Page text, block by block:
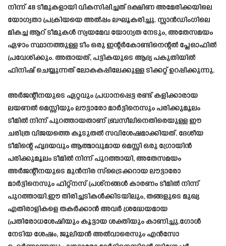
നിന്ന് 48 ടീമുകളായി വികസിപ്പിച്ചത് ദക്ഷിണ അമേരിക്കയിലെ
യോഗ്യതാ പ്രക്രിയയെ അൽപ്പം ലഘൂകരിച്ചു. സ്റ്റാൻഡിംഗിലെ
മികച്ച ആറ് ടീമുകൾ സ്വയമേവ യോഗ്യത നേടും, അതേസമയം
ഏഴാം സ്ഥാനത്തുള്ള ടീം ഒരു ഇന്റർകോണ്ടിനെന്റൽ പ്ലേഓഫിൽ
പ്രവേശിക്കും. അതായത്, പട്ടികയുടെ ആദ്യ പകുതിയിൽ
ഫിനിഷ് ചെയ്യുന്നത് ലോകകപ്പിലേക്കുള്ള ടിക്കറ്റ് ഉറപ്പിക്കുന്നു.
അർജന്റീനയുടെ ഏറ്റവും പ്രധാനപ്പെട്ട രണ്ട് കളിക്കാരായ
ലയണൽ മെസ്സിയും ലൗട്ടാരോ മാർട്ടിനെസും പരിക്കുമൂലം
ടീമിൽ നിന്ന് പുറത്തായതാണ് ബ്രസീലിനെതിരെയുള്ള ഈ
ചരിത്ര വിജയത്തെ കൂടുതൽ സവിശേഷമാക്കിയത്. ദേശീയ
ടീമിന്റെ ഹൃദയവും ആത്മാവുമായ മെസ്സി ഒരു ഗ്രോയിൻ
പരിക്കുമൂലം ടീമിൽ നിന്ന് പുറത്തായി, അതേസമയം
അർജന്റീനയുടെ മുൻനിര സ്‌ട്രൈക്കറായ ലൗട്ടാരോ
മാർട്ടിനെസും ഫിറ്റ്‌നസ് പ്രശ്‌നങ്ങൾ കാരണം ടീമിൽ നിന്ന്
പുറത്തായി.ഈ തിരിച്ചടികൾക്കിടയിലും, തങ്ങളുടെ മുഖ്യ
എതിരാളികളെ തകർക്കാൻ അവർ ശ്രദ്ധേയമായ
പ്രതിരോധശേഷിയും കൂട്ടായ ശക്തിയും കാണിച്ചു.ഗോൾ
നേടിയ ശേഷം, ജൂലിയൻ അൽവാരെസും എൻസോ